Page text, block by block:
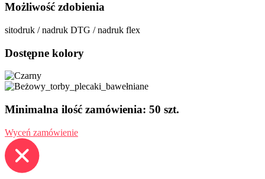
Możliwość zdobienia
sitodruk / nadruk DTG / nadruk flex
Dostępne kolory
Minimalna ilość zamówienia: 50 szt.
Wyceń zamówienie